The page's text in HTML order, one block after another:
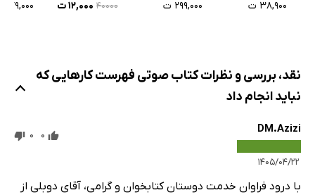
۳۸,۹۰۰ ت ۲۹۹,۰۰۰ ت ۴۰۰۰۰ ۱۲,۰۰۰ ت ۷۹,۰۰۰ ت
نقد، بررسی و نظرات کتاب صوتی فهرست کارهایی که
نباید انجام داد
DM.Azizi
۱۴۰۵/۰۴/۲۲
0
0
با درود فراوان خدمت دوستان کتابخوان و گرامی، آقای دوبلی از